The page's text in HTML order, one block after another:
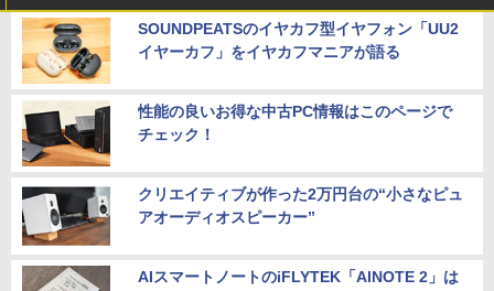
SOUNDPEATSのイヤカフ型イヤフォン「UU2
イヤーカフ」をイヤカフマニアが語る
性能の良いお得な中古PC情報はこのページで
チェック！
クリエイティブが作った2万円台の“小さなピュ
アオーディオスピーカー”
AIスマートノートのiFLYTEK「AINOTE 2」は